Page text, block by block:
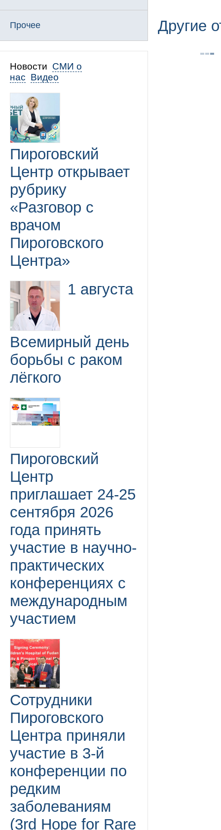
Прочее
Новости СМИ о
нас Видео
Пироговский
Центр открывает
рубрику
«Разговор с
врачом
Пироговского
Центра»
1 августа
Всемирный день
борьбы с раком
лёгкого
Пироговский
Центр
приглашает 24-25
сентября 2026
года принять
участие в научно-
практических
конференциях с
международным
участием
Сотрудники
Пироговского
Центра приняли
участие в 3-й
конференции по
редким
заболеваниям
(3rd Hope for Rare
Другие